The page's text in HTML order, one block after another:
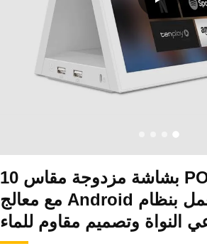
جهاز لوحي POS بشاشة مزدوجة مقاس 10
بوصات يعمل بنظام Android مع معالج